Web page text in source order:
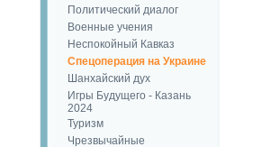
Политический диалог
Военные учения
Неспокойный Кавказ
Спецоперация на Украине
Шанхайский дух
Игры Будущего - Казань
2024
Туризм
Чрезвычайные